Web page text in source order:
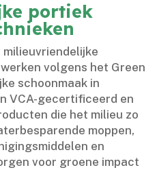
portiek
volgens het Green
schoonmaak in
VCA-gecertificeerd en
die het milieu zo
moppen,
en
voor groene impact